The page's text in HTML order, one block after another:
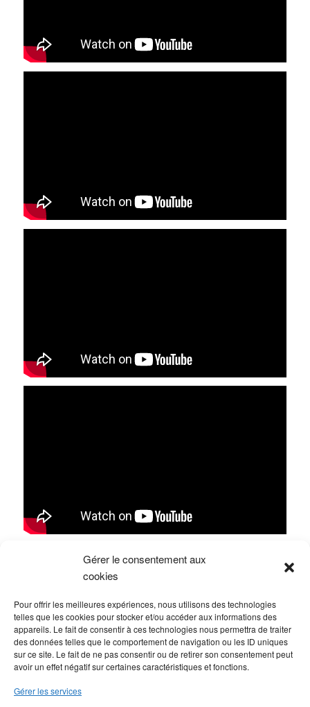
Gérer le consentement aux
cookies
Pour offrir les meilleures expériences, nous utilisons des technologies
telles que les cookies pour stocker et/ou accéder aux informations des
appareils. Le fait de consentir à ces technologies nous permettra de traiter
des données telles que le comportement de navigation ou les ID uniques
sur ce site. Le fait de ne pas consentir ou de retirer son consentement peut
avoir un effet négatif sur certaines caractéristiques et fonctions.
Gérer les services